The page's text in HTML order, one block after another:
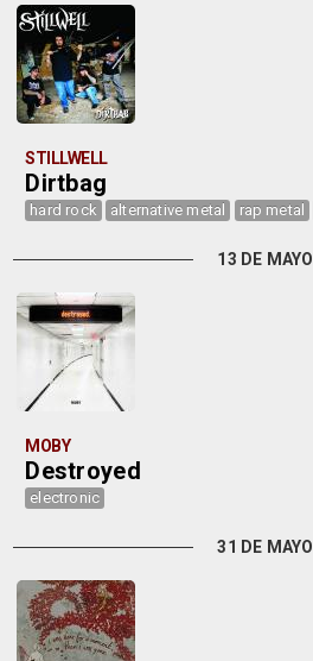
STILLWELL
Dirtbag
hard rock alternative metal rap metal
13 DE MAYO
MOBY
Destroyed
electronic
31 DE MAYO